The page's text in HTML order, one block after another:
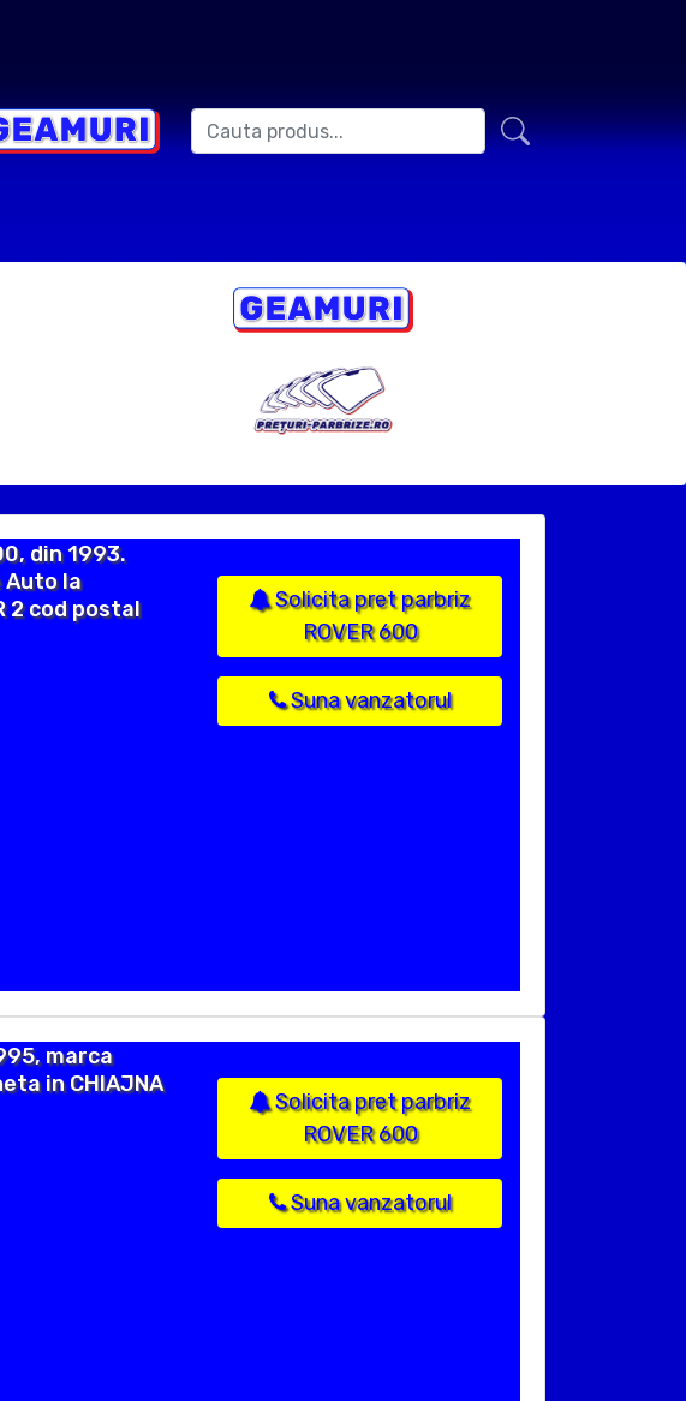
din 1993.
Auto la
2 cod postal
Solicita pret parbriz
ROVER 600
Suna vanzatorul
marca
in CHIAJNA
Solicita pret parbriz
ROVER 600
Suna vanzatorul